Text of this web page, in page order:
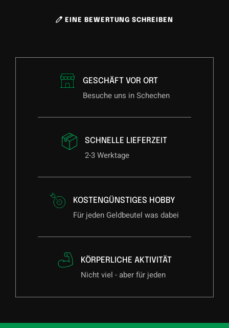
EINE BEWERTUNG SCHREIBEN
GESCHÄFT VOR ORT
Besuche uns in Schechen
SCHNELLE LIEFERZEIT
2-3 Werktage
KOSTENGÜNSTIGES HOBBY
Für jeden Geldbeutel was dabei
KÖRPERLICHE AKTIVITÄT
Nicht viel - aber für jeden